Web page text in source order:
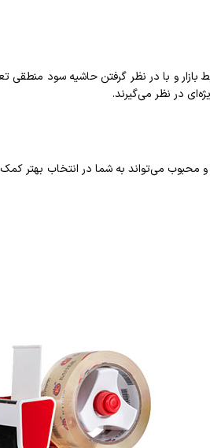
و با در نظر گرفتن حاشیه سود منطقی
در نظر می‌گیرند.
و محبوب می‌تواند به شما در انتخاب بهتر